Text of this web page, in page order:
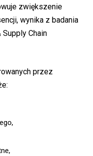
zwiększenie
wynika z badania
Supply Chain
przez